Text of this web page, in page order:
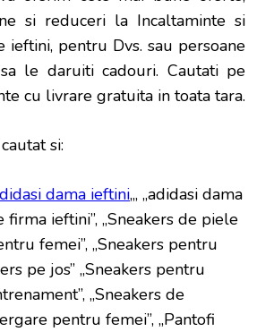
si reduceri la Incaltaminte si
ieftini, pentru Dvs. sau persoane
le daruiti cadouri. Cautati pe
cu livrare gratuita in toata tara.
si:
dama ieftini„, „adidasi dama
firma ieftini”, „Sneakers de piele
femei”, „Sneakers pentru
pe jos” „Sneakers pentru
„Sneakers de
pentru femei”, „Pantofi